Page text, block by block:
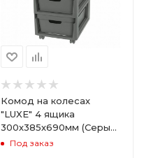
Комод на колесах
"LUXE" 4 ящика
300х385х690мм (Серый)
ARD258086
Под заказ